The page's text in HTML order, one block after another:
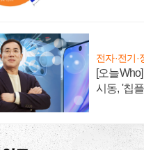
전자·전기·
[오늘
시동, '칩